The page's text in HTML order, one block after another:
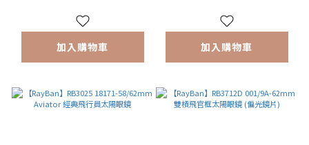
加入購物車 加入購物車